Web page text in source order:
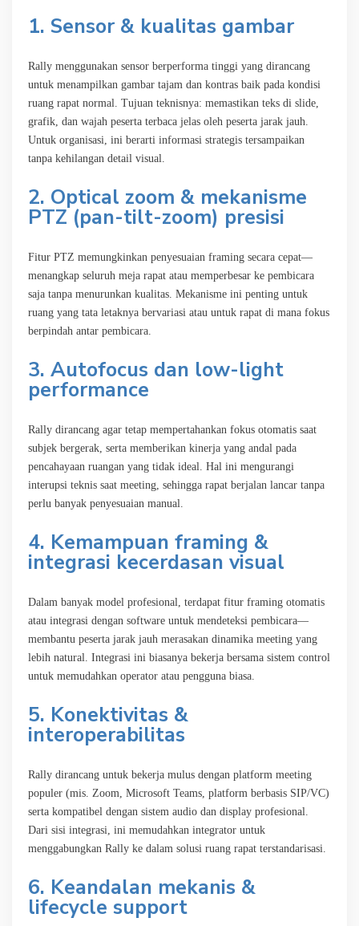
1. Sensor & kualitas gambar
Rally menggunakan sensor berperforma tinggi yang dirancang
untuk menampilkan gambar tajam dan kontras baik pada kondisi
ruang rapat normal. Tujuan teknisnya: memastikan teks di slide,
grafik, dan wajah peserta terbaca jelas oleh peserta jarak jauh.
Untuk organisasi, ini berarti informasi strategis tersampaikan
tanpa kehilangan detail visual.
2. Optical zoom & mekanisme
PTZ (pan-tilt-zoom) presisi
Fitur PTZ memungkinkan penyesuaian framing secara cepat—
menangkap seluruh meja rapat atau memperbesar ke pembicara
saja tanpa menurunkan kualitas. Mekanisme ini penting untuk
ruang yang tata letaknya bervariasi atau untuk rapat di mana fokus
berpindah antar pembicara.
3. Autofocus dan low-light
performance
Rally dirancang agar tetap mempertahankan fokus otomatis saat
subjek bergerak, serta memberikan kinerja yang andal pada
pencahayaan ruangan yang tidak ideal. Hal ini mengurangi
interupsi teknis saat meeting, sehingga rapat berjalan lancar tanpa
perlu banyak penyesuaian manual.
4. Kemampuan framing &
integrasi kecerdasan visual
Dalam banyak model profesional, terdapat fitur framing otomatis
atau integrasi dengan software untuk mendeteksi pembicara—
membantu peserta jarak jauh merasakan dinamika meeting yang
lebih natural. Integrasi ini biasanya bekerja bersama sistem control
untuk memudahkan operator atau pengguna biasa.
5. Konektivitas &
interoperabilitas
Rally dirancang untuk bekerja mulus dengan platform meeting
populer (mis. Zoom, Microsoft Teams, platform berbasis SIP/VC)
serta kompatibel dengan sistem audio dan display profesional.
Dari sisi integrasi, ini memudahkan integrator untuk
menggabungkan Rally ke dalam solusi ruang rapat terstandarisasi.
6. Keandalan mekanis &
lifecycle support